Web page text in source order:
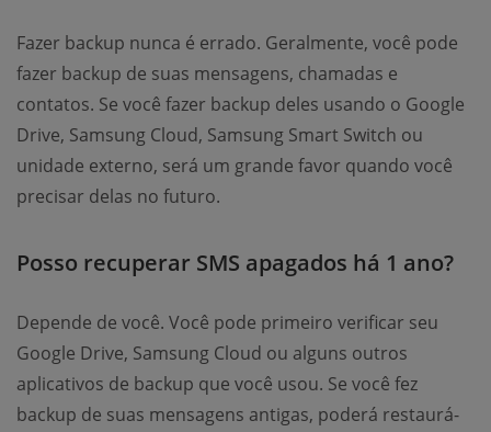
Fazer backup nunca é errado. Geralmente, você pode
fazer backup de suas mensagens, chamadas e
contatos. Se você fazer backup deles usando o Google
Drive, Samsung Cloud, Samsung Smart Switch ou
unidade externo, será um grande favor quando você
precisar delas no futuro.
Posso recuperar SMS apagados há 1 ano?
Depende de você. Você pode primeiro verificar seu
Google Drive, Samsung Cloud ou alguns outros
aplicativos de backup que você usou. Se você fez
backup de suas mensagens antigas, poderá restaurá-